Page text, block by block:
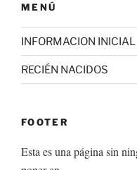
MENÚ
INFORMACION INICIAL
RECIÉN NACIDOS
FOOTER
Esta es una página sin